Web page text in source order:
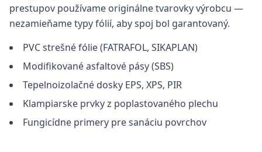
prestupov používame originálne tvarovky výrobcu —
nezamieňame typy fólií, aby spoj bol garantovaný.
PVC strešné fólie (FATRAFOL, SIKAPLAN)
Modifikované asfaltové pásy (SBS)
Tepelnoizolačné dosky EPS, XPS, PIR
Klampiarske prvky z poplastovaného plechu
Fungicídne primery pre sanáciu povrchov